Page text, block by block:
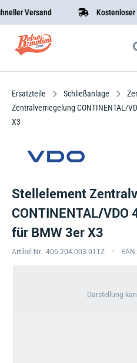
Versand Kostenloser
Ersatzteile Schließanlage
Zentralverriegelung CONTINENTAL/
X3
Stellelement
CONTINENTAL/
für BMW 3er X3
Artikel-Nr.: 406-204-003-011Z
Darstellung